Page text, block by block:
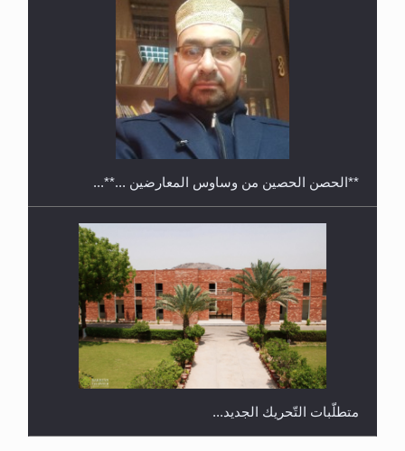
معرض القرآن الكريم لمدة ثلاثين يوما في مكتبة مدينة
ريهيماكي في فنلند
**الحصن الحصين من وساوس المعارضين ...**...
متطلَّبات التّحريك الجديد...